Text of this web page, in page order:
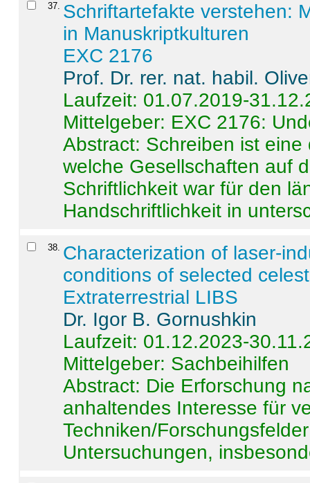
37. Schriftartefakte verstehen:
in Manuskriptkulturen
EXC 2176
Prof. Dr. rer. nat. habil.
Laufzeit: 01.07.2019-
Mittelgeber: EXC 2176:
Abstract: Schreiben ist
welche Gesellschaften auf
Schriftlichkeit war für den
Handschriftlichkeit in
38. Characterization of laser-
conditions of selected
Extraterrestrial LIBS
Dr. Igor B. Gornushkin
Laufzeit: 01.12.2023-
Mittelgeber: Sachbeihilfen
Abstract: Die Erforschung
anhaltendes Interesse für
Techniken/
Untersuchungen,